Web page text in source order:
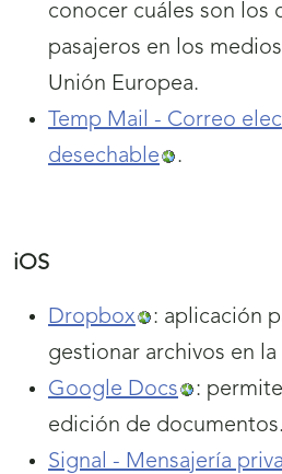
conocer cuáles son los
pasajeros en los
Unión Europea.
Temp Mail - Correo
desechable
.
iOS
Dropbox
: aplicación
gestionar archivos en la
Google Docs
:
edición de documentos.
Signal - Mensajería